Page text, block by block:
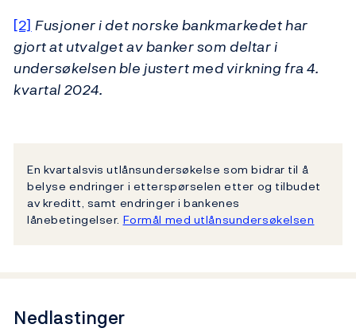
[2] Fusjoner i det norske bankmarkedet har
gjort at utvalget av banker som deltar i
undersøkelsen ble justert med virkning fra 4.
kvartal 2024.
En kvartalsvis utlånsundersøkelse som bidrar til å
belyse endringer i etterspørselen etter og tilbudet
av kreditt, samt endringer i bankenes
lånebetingelser. Formål med utlånsundersøkelsen
Nedlastinger